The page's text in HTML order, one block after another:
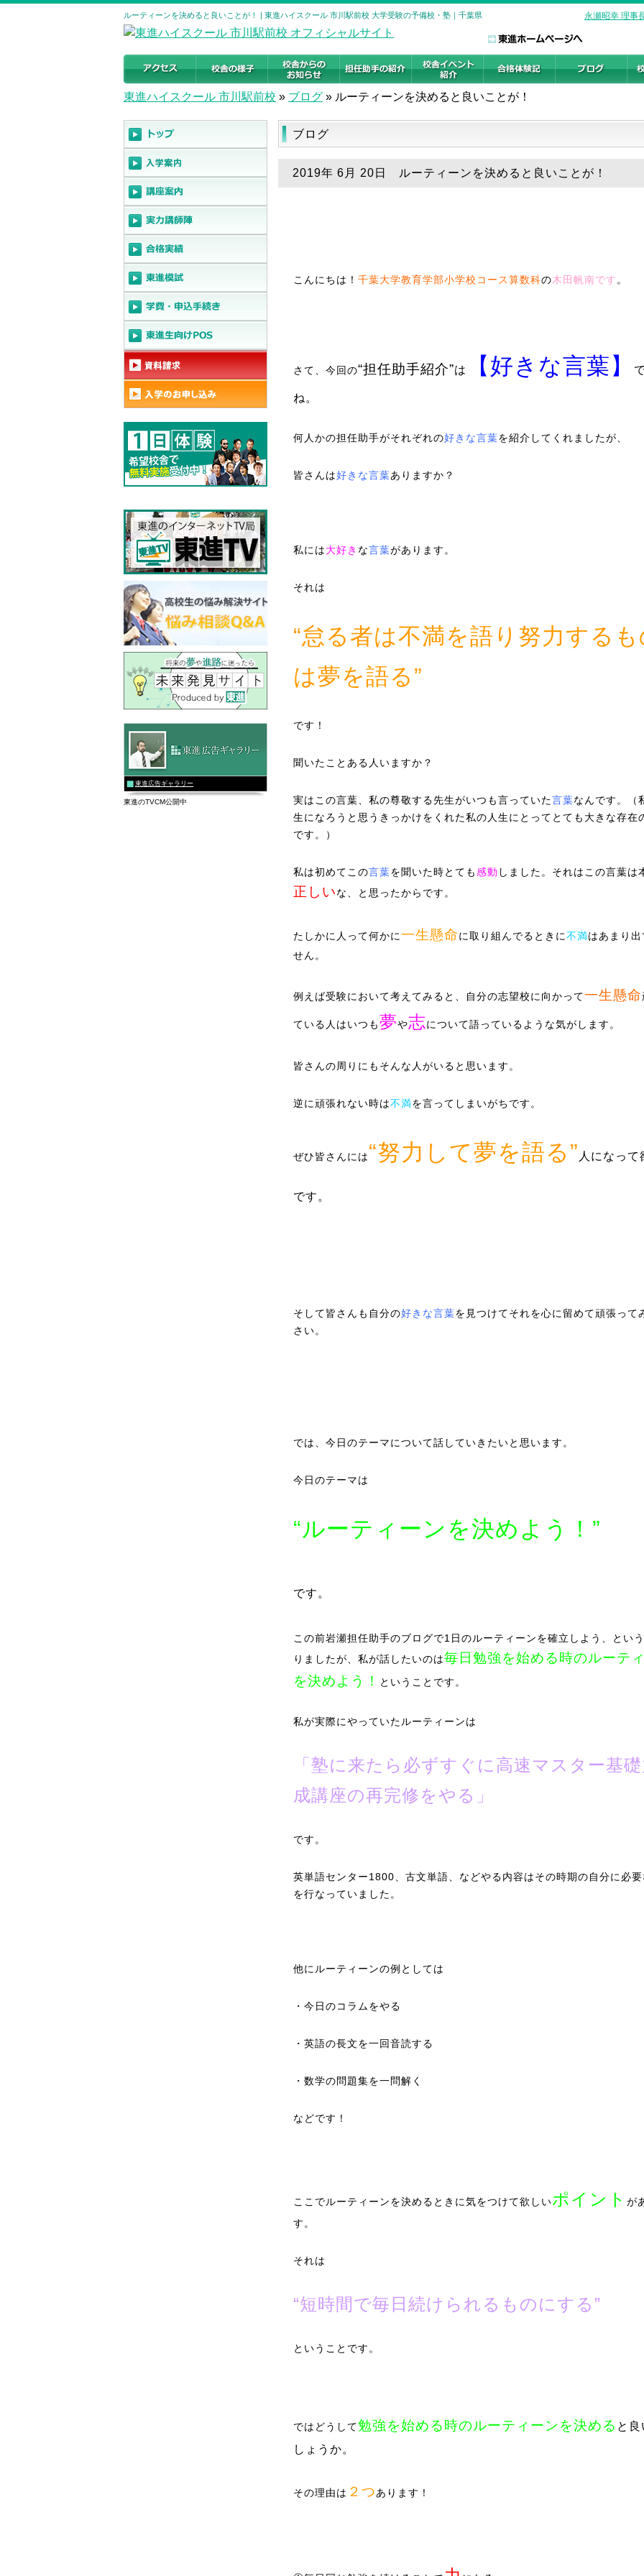
ルーティーンを決めると良いことが！ | 東進ハイスクール 市川駅前校 大学受験の予備校・塾｜千葉県 永瀬昭幸 理事
東進ハイスクール 市川駅前校 » ブログ » ルーティーンを決めると良いことが！
ブログ
2019年 6月 20日 ルーティーンを決めると良いことが！
こんにちは！ 千葉大学教育学部小学校コース算数科の木田帆南です 。
さて、今回の“担任助手紹介”は 【好きな言葉】
ね。
何人かの担任助手がそれぞれの好きな言葉を紹介してくれましたが、
皆さんは好きな言葉ありますか？
私には大好き な言葉があります。
それは
“怠る者は不満を語り努力する
は夢を語る”
です！
聞いたことある人いますか？
実はこの言葉、私の尊敬する先生がいつも言っていた言葉なんです。（
生になろうと思うきっかけをくれた私の人生にとってとても大きな存在
です。）
私は初めてこの言葉を聞いた時とても感動 しました。それはこの言葉は
正しいな、と思ったからです。
たしかに人って何かに一生懸命に取り組んでるときに不満はあまり
せん。
例えば受験において考えてみると、自分の志望校に向かって一生懸命
ている人はいつも夢や志について語っているような気がします。
皆さんの周りにもそんな人がいると思います。
逆に頑張れない時は不満を言ってしまいがちです。
ぜひ皆さんには“努力して夢を語る” 人になって
です。
そして皆さんも自分の好きな言葉を見つけてそれを心に留めて頑張って
さい。
では、今日のテーマについて話していきたいと思います。
今日のテーマは
“ルーティーンを決めよう！”
です。
この前岩瀬担任助手のブログで1日のルーティーンを確立しよう、とい
りましたが、私が話したいのは毎日勉強を始める時のルーテ
を決めよう！
ということです。
私が実際にやっていたルーティーンは
「塾に来たら必ずすぐに高速マスター基
成講座の再完修をやる」
です。
英単語センター1800、古文単語、などやる内容はその時期の自分に必
を行なっていました。
他にルーティーンの例としては
・今日のコラムをやる
・英語の長文を一回音読する
・数学の問題集を一問解く
などです！
ここでルーティーンを決めるときに気をつけて欲しいポイント が
す。
それは
“短時間で毎日続けられるものにする”
ということです。
ではどうして勉強を始める時のルーティーンを決める と
しょうか。
その理由は ２つあります！
東進広告ギャラリー
東進のTVCM公開中